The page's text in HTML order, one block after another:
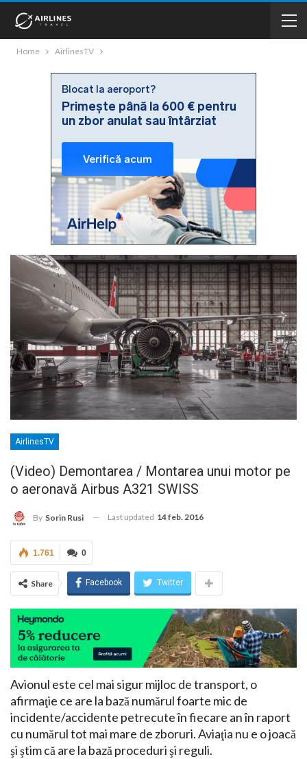
Home AirlinesTV
AirlinesTV
(Video) Demontarea / Montarea unui motor pe
o aeronavă Airbus A321 SWISS
By Sorin Rusi Last updated 14 feb. 2016
0
1.761
Share Facebook Twitter
Avionul este cel mai sigur mijloc de transport, o
afirmaţie ce are la bază numărul foarte mic de
incidente/accidente petrecute în fiecare an în raport
cu numărul tot mai mare de zboruri. Aviaţia nu e o joacă
şi ştim că are la bază proceduri şi reguli.